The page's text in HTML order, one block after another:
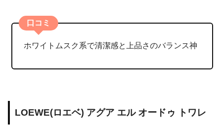
口コミ
ホワイトムスク系で清潔感と上品さのバランス神
LOEWE(ロエベ) アグア エル オードゥ トワレ